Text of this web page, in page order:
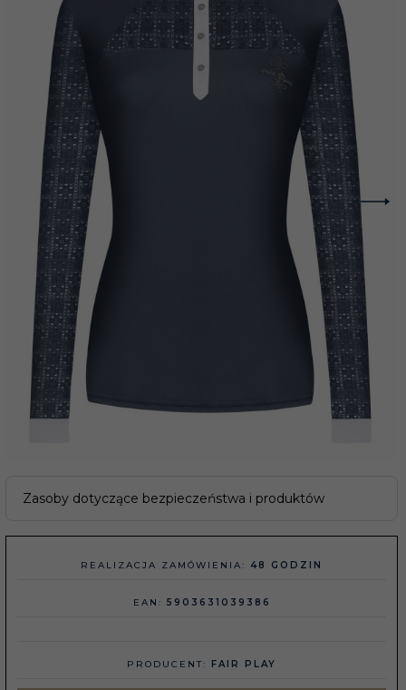
Zasoby dotyczące bezpieczeństwa i produktów
REALIZACJA ZAMÓWIENIA: 48 GODZIN
EAN: 5903631039386
PRODUCENT: FAIR PLAY